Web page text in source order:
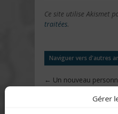
Gérer
Ce site utilise Akismet
traitées.
Naviguer vers d'autres
← Un nouveau